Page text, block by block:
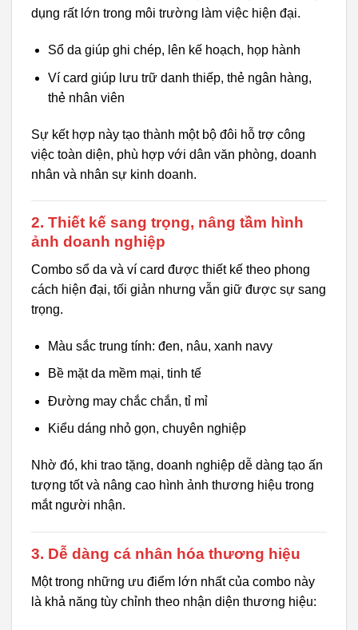
dụng rất lớn trong môi trường làm việc hiện đại.
Sổ da giúp ghi chép, lên kế hoạch, họp hành
Ví card giúp lưu trữ danh thiếp, thẻ ngân hàng,
thẻ nhân viên
Sự kết hợp này tạo thành một bộ đôi hỗ trợ công
việc toàn diện, phù hợp với dân văn phòng, doanh
nhân và nhân sự kinh doanh.
2. Thiết kế sang trọng, nâng tầm hình
ảnh doanh nghiệp
Combo sổ da và ví card được thiết kế theo phong
cách hiện đại, tối giản nhưng vẫn giữ được sự sang
trọng.
Màu sắc trung tính: đen, nâu, xanh navy
Bề mặt da mềm mại, tinh tế
Đường may chắc chắn, tỉ mỉ
Kiểu dáng nhỏ gọn, chuyên nghiệp
Nhờ đó, khi trao tặng, doanh nghiệp dễ dàng tạo ấn
tượng tốt và nâng cao hình ảnh thương hiệu trong
mắt người nhận.
3. Dễ dàng cá nhân hóa thương hiệu
Một trong những ưu điểm lớn nhất của combo này
là khả năng tùy chỉnh theo nhận diện thương hiệu: